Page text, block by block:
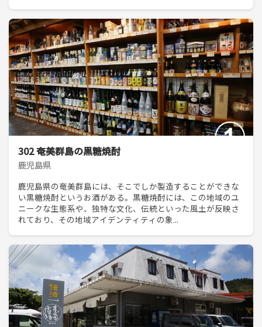
302 奄美群島の黒糖焼酎
鹿児島県
鹿児島県の奄美群島には、そこでしか製造することができな
い黒糖焼酎というお酒がある。黒糖焼酎には、この地域のユ
ニークな生態系や、独特な文化、伝統といった風土が反映さ
れており、その地域アイデンティティの象...